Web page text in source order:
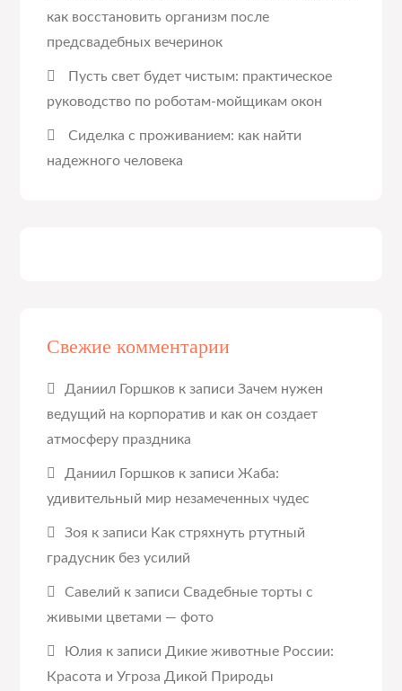
как восстановить организм после
предсвадебных вечеринок
Пусть свет будет чистым: практическое
руководство по роботам-мойщикам окон
Сиделка с проживанием: как найти
надежного человека
Свежие комментарии
Даниил Горшков к записиЗачем нужен
ведущий на корпоратив и как он создает
атмосферу праздника
Даниил Горшков к записиЖаба:
удивительный мир незамеченных чудес
Зоя к записи Как стряхнуть ртутный
градусник без усилий
Савелий к записиСвадебные торты с
живыми цветами — фото
Юлия к записи Дикие животные России:
Красота и Угроза Дикой Природы